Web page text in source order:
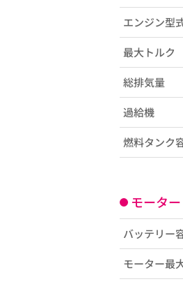
エンジン型
最大トルク
総排気量
過給機
燃料タンク
モータ
バッテリー
モーター最